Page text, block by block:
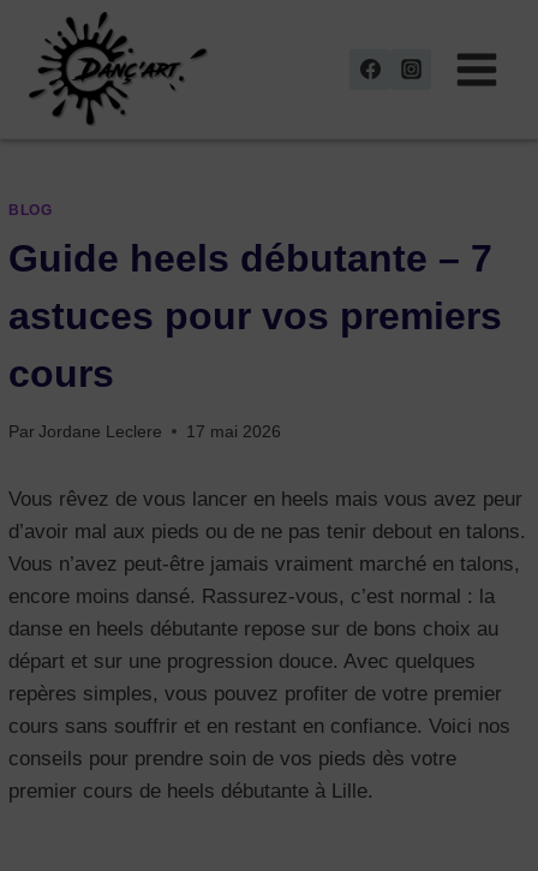
contenu
BLOG
Guide heels débutante – 7
astuces pour vos premiers
cours
Par Jordane Leclere 17 mai 2026
Vous rêvez de vous lancer en heels mais vous avez peur
d’avoir mal aux pieds ou de ne pas tenir debout en talons.
Vous n’avez peut-être jamais vraiment marché en talons,
encore moins dansé. Rassurez-vous, c’est normal : la
danse en heels débutante repose sur de bons choix au
départ et sur une progression douce. Avec quelques
repères simples, vous pouvez profiter de votre premier
cours sans souffrir et en restant en confiance. Voici nos
conseils pour prendre soin de vos pieds dès votre
premier cours de heels débutante à Lille.